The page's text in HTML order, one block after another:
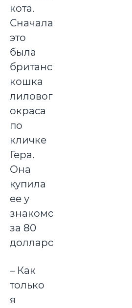
кота.
Сначала
это
была
британская
кошка
лилового
окраса
по
кличке
Гера.
Она
купила
ее у
знакомой
за 80
долларов.
– Как
только
я